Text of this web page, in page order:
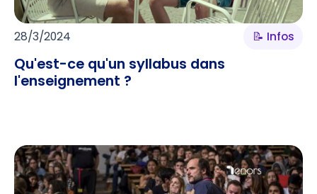
28/3/2024 📝 Infos
Qu'est-ce qu'un syllabus dans
l'enseignement ?